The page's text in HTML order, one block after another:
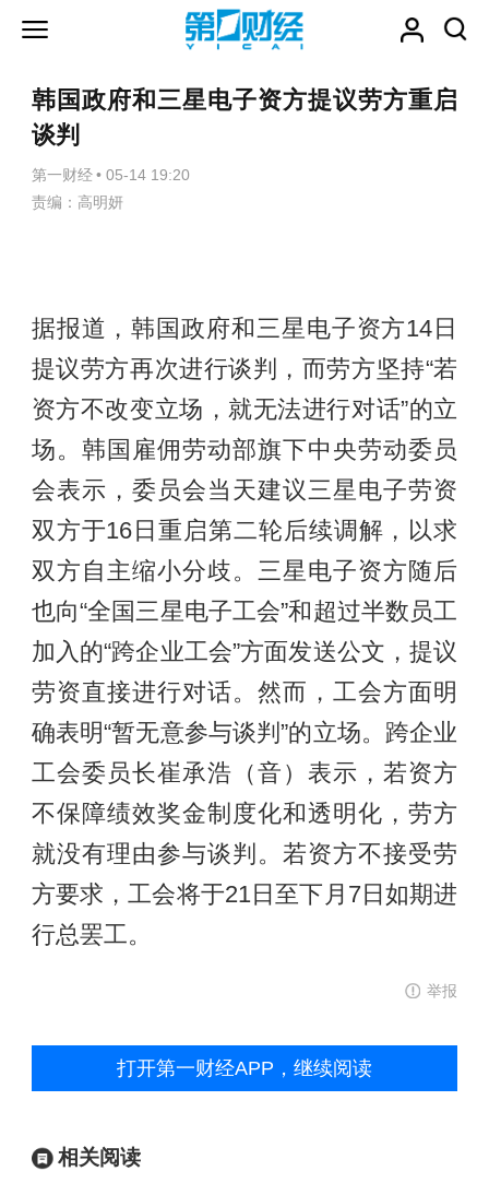
韩国政府和三星电子资方提议劳方重启
谈判
第一财经 • 05-14 19:20
责编：高明妍
据报道，韩国政府和三星电子资方14日
提议劳方再次进行谈判，而劳方坚持“若
资方不改变立场，就无法进行对话”的立
场。韩国雇佣劳动部旗下中央劳动委员
会表示，委员会当天建议三星电子劳资
双方于16日重启第二轮后续调解，以求
双方自主缩小分歧。三星电子资方随后
也向“全国三星电子工会”和超过半数员工
加入的“跨企业工会”方面发送公文，提议
劳资直接进行对话。然而，工会方面明
确表明“暂无意参与谈判”的立场。跨企业
工会委员长崔承浩（音）表示，若资方
不保障绩效奖金制度化和透明化，劳方
就没有理由参与谈判。若资方不接受劳
方要求，工会将于21日至下月7日如期进
行总罢工。
举报
打开第一财经APP，继续阅读
相关阅读